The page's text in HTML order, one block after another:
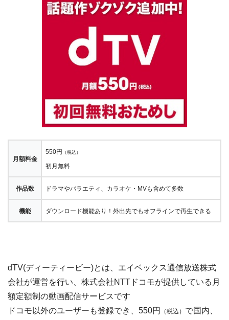
月額料金
550円 （税込）
初月無料
作品数 ドラマやバラエティ、カラオケ・MVも含めて多数
機能 ダウンロード機能あり！外出先でもオフラインで再生できる
dTV(ディーティービー)とは、エイベックス通信放送株式
会社が運営を行い、株式会社NTTドコモが提供している月
額定額制の動画配信サービスです
ドコモ以外のユーザーも登録でき、550円
（税込） で国内、